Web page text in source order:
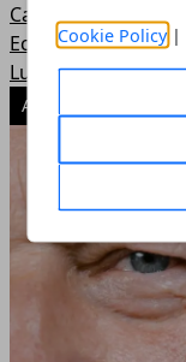
Cookie Policy |
Casa e Ambiente
Economia e Lavoro
Luoghi di interesse
ARTICOLI POPOLARI